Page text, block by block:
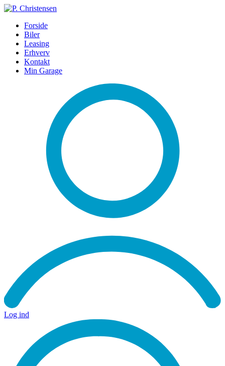
Forside
Biler
Leasing
Erhverv
Kontakt
Min Garage
Log ind